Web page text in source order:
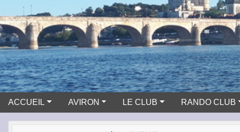
ACCUEIL AVIRON LE CLUB RANDO CLUB